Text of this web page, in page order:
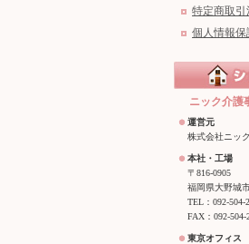
特定商取引
個人情報保
ニック介護
運営元
株式会社ニック
本社・工場
〒816-0905
福岡県大野城
TEL：092-504-
FAX：092-504-
東京オフィス